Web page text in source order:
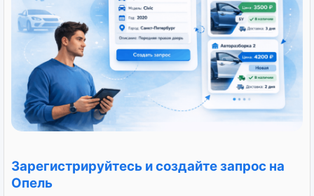
Зарегистрируйтесь и создайте запрос на
Опель